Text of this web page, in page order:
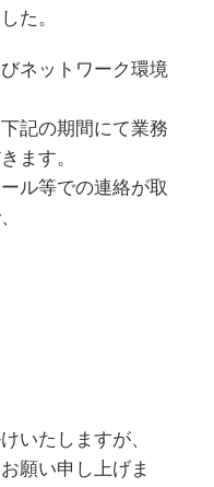
た。
ネットワーク環境
記の期間にて業務
ます。
ル等での連絡が取
いたしますが、
願い申し上げま